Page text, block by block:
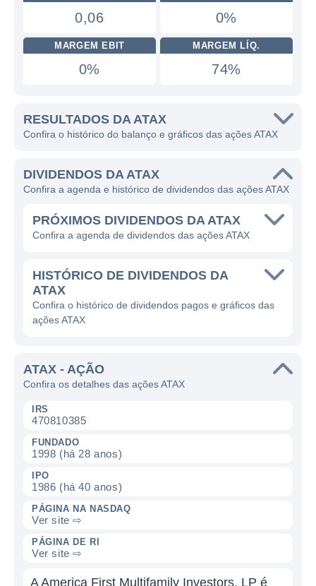
0,06 0%
MARGEM EBIT
0%
MARGEM LÍQ.
74%
RESULTADOS DA ATAX
Confira o histórico do balanço e gráficos das ações ATAX
DIVIDENDOS DA ATAX
Confira a agenda e histórico de dividendos das ações ATAX
PRÓXIMOS DIVIDENDOS DA ATAX
Confira a agenda de dividendos das ações ATAX
HISTÓRICO DE DIVIDENDOS DA
ATAX
Confira o histórico de dividendos pagos e gráficos das
ações ATAX
ATAX - AÇÃO
Confira os detalhes das ações ATAX
IRS
470810385
FUNDADO
1998 (há 28 anos)
IPO
1986 (há 40 anos)
PÁGINA NA NASDAQ
Ver site ⇨
PÁGINA DE RI
Ver site ⇨
A America First Multifamily Investors, LP é